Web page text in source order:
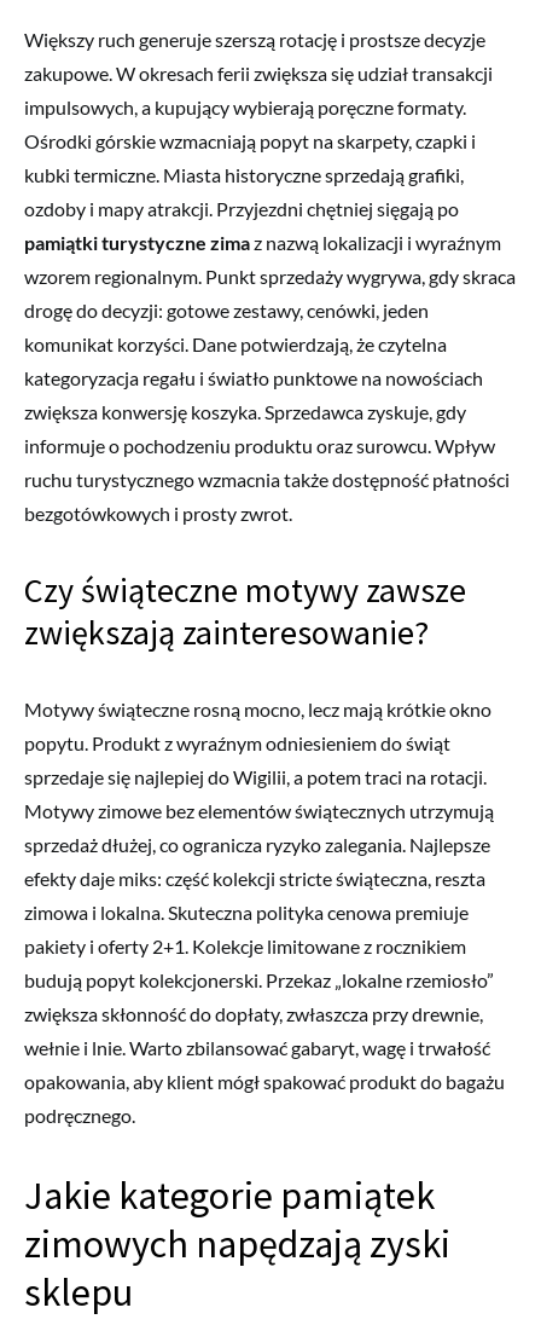
Większy ruch generuje szerszą rotację i prostsze decyzje
zakupowe. W okresach ferii zwiększa się udział transakcji
impulsowych, a kupujący wybierają poręczne formaty.
Ośrodki górskie wzmacniają popyt na skarpety, czapki i
kubki termiczne. Miasta historyczne sprzedają grafiki,
ozdoby i mapy atrakcji. Przyjezdni chętniej sięgają po
pamiątki turystyczne zimaz nazwą lokalizacji i wyraźnym
wzorem regionalnym. Punkt sprzedaży wygrywa, gdy skraca
drogę do decyzji: gotowe zestawy, cenówki, jeden
komunikat korzyści. Dane potwierdzają, że czytelna
kategoryzacja regału i światło punktowe na nowościach
zwiększa konwersję koszyka. Sprzedawca zyskuje, gdy
informuje o pochodzeniu produktu oraz surowcu. Wpływ
ruchu turystycznego wzmacnia także dostępność płatności
bezgotówkowych i prosty zwrot.
Czy świąteczne motywy zawsze
zwiększają zainteresowanie?
Motywy świąteczne rosną mocno, lecz mają krótkie okno
popytu. Produkt z wyraźnym odniesieniem do świąt
sprzedaje się najlepiej do Wigilii, a potem traci na rotacji.
Motywy zimowe bez elementów świątecznych utrzymują
sprzedaż dłużej, co ogranicza ryzyko zalegania. Najlepsze
efekty daje miks: część kolekcji stricte świąteczna, reszta
zimowa i lokalna. Skuteczna polityka cenowa premiuje
pakiety i oferty 2+1. Kolekcje limitowane z rocznikiem
budują popyt kolekcjonerski. Przekaz „lokalne rzemiosło”
zwiększa skłonność do dopłaty, zwłaszcza przy drewnie,
wełnie i lnie. Warto zbilansować gabaryt, wagę i trwałość
opakowania, aby klient mógł spakować produkt do bagażu
podręcznego.
Jakie kategorie pamiątek
zimowych napędzają zyski
sklepu